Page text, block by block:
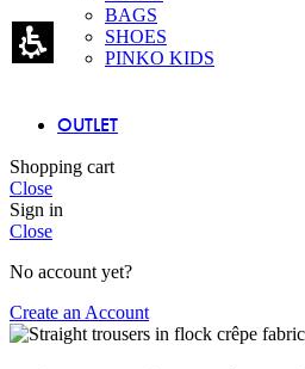
BAGS
SHOES
PINKO KIDS
OUTLET
Shopping cart
Close
Sign in
Close
No account yet?
Create an Account